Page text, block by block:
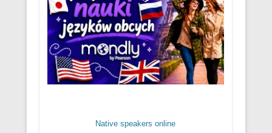
Native speakers online